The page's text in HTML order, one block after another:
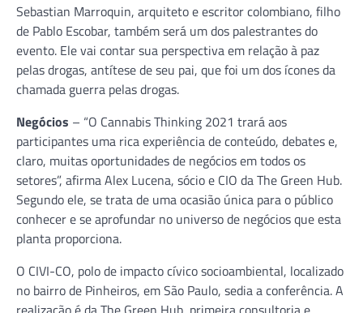
Sebastian Marroquin, arquiteto e escritor colombiano, filho
de Pablo Escobar, também será um dos palestrantes do
evento. Ele vai contar sua perspectiva em relação à paz
pelas drogas, antítese de seu pai, que foi um dos ícones da
chamada guerra pelas drogas.
Negócios – “O Cannabis Thinking 2021 trará aos
participantes uma rica experiência de conteúdo, debates e,
claro, muitas oportunidades de negócios em todos os
setores”, afirma Alex Lucena, sócio e CIO da The Green Hub.
Segundo ele, se trata de uma ocasião única para o público
conhecer e se aprofundar no universo de negócios que esta
planta proporciona.
O CIVI-CO, polo de impacto cívico socioambiental, localizado
no bairro de Pinheiros, em São Paulo, sedia a conferência. A